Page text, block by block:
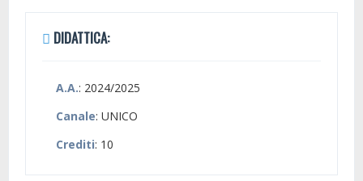
DIDATTICA:
A.A.: 2024/2025
Canale: UNICO
Crediti: 10